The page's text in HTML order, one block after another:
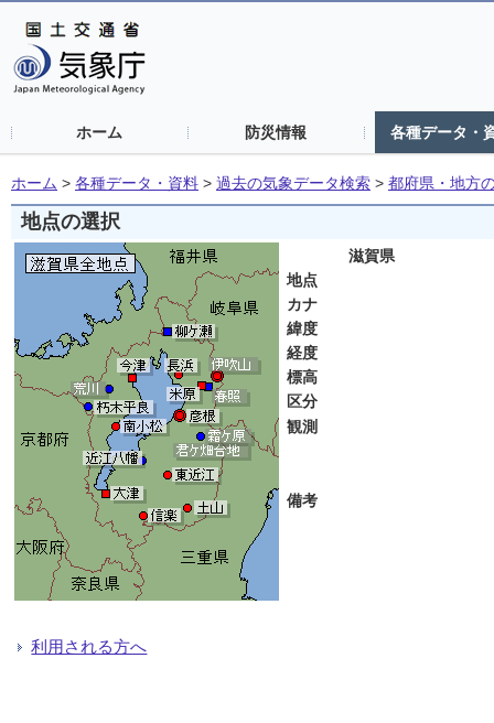
ホーム 防災情報 各種データ・
ホーム > 各種データ・資料 > 過去の気象データ検索 > 都府県・地方
地点の選択
滋賀県
地点
カナ
緯度
経度
標高
区分
観測
備考
利用される方へ